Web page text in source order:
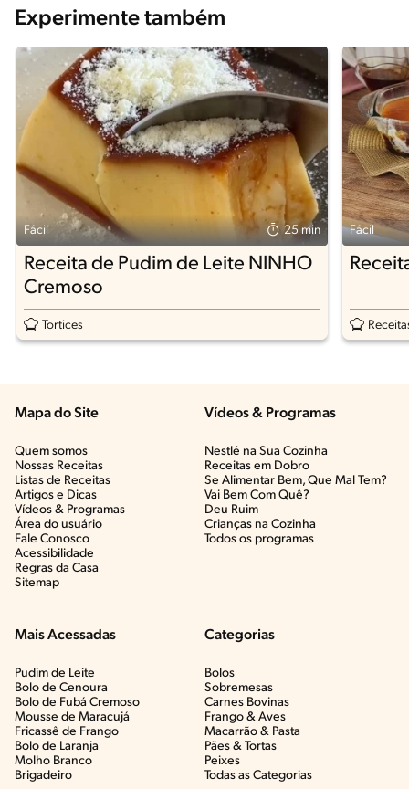
Experimente também
Fácil 25 min
Receita de Pudim de Leite NINHO
Cremoso
Tortices
Fácil
Mapa do Site
Quem somos
Nossas Receitas
Listas de Receitas​
Artigos e Dicas​
Vídeos & Programas​
Área do usuário
Fale Conosco
Acessibilidade
Regras da Casa
Sitemap
Vídeos & Programas​
Nestlé na Sua Cozinha
Receitas em Dobro
Se Alimentar Bem, Que Mal Tem?​
Vai Bem Com Quê?​
Deu Ruim​
Crianças na Cozinha​
Todos os programas
Mais Acessadas
Pudim de Leite
Bolo de Cenoura
Bolo de Fubá Cremoso
Mousse de Maracujá
Fricassê de Frango
Bolo de Laranja
Molho Branco
Brigadeiro
Categorias
Bolos
Sobremesas
Carnes Bovinas​
Frango & Aves​
Macarrão & Pasta​
Pães & Tortas​
Peixes
Todas as Categorias